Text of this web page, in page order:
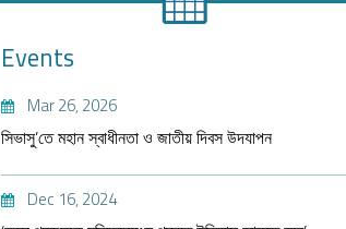
Events
Mar 26, 2026
সিভাসু’তে মহান স্বাধীনতা ও জাতীয় দিবস উদযাপন
Dec 16, 2024